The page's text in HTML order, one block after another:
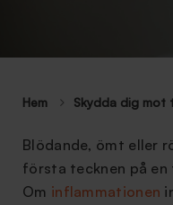
Hem Skydda dig mot
Blödande, ömt eller
första tecknen på
Om inflammationen